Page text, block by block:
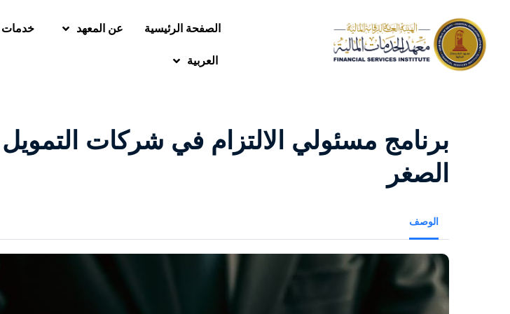
الصفحة الرئيسية عن المعهد خدمات
العربية
برنامج مسئولي الالتزام في شركات
الصغر
الوصف